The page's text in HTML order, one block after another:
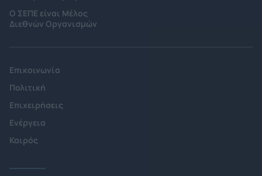
Ο ΣΕΠΕ είναι Μέλος
Διεθνών Οργανισμών
Επικοινωνία
Πολιτική
Επιχειρήσεις
Ενέργεια
Καιρός